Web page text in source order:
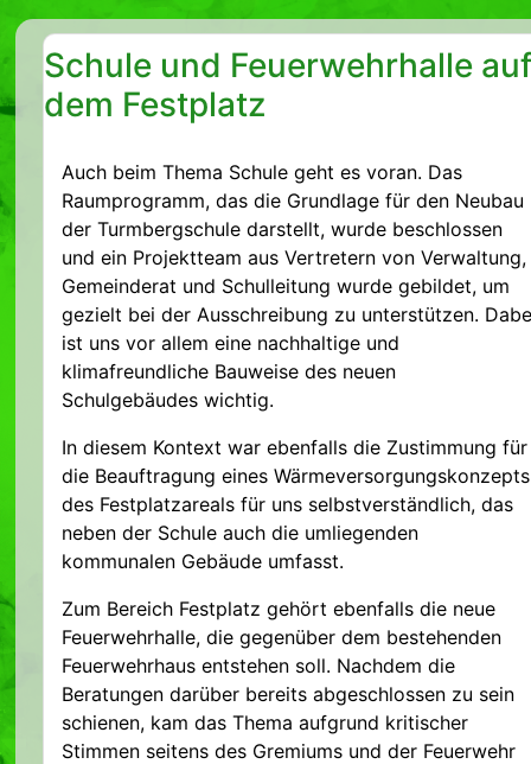
Schule und Feuerwehrhalle auf
dem Festplatz
Auch beim Thema Schule geht es voran. Das
Raumprogramm, das die Grundlage für den Neubau
der Turmbergschule darstellt, wurde beschlossen
und ein Projektteam aus Vertretern von Verwaltung,
Gemeinderat und Schulleitung wurde gebildet, um
gezielt bei der Ausschreibung zu unterstützen.
ist uns vor allem eine nachhaltige und
klimafreundliche Bauweise des neuen
Schulgebäudes wichtig.
In diesem Kontext war ebenfalls die Zustimmung für
die Beauftragung eines Wärmeversorgungskonzepts
des Festplatzareals für uns selbstverständlich, das
neben der Schule auch die umliegenden
kommunalen Gebäude umfasst.
Zum Bereich Festplatz gehört ebenfalls die neue
Feuerwehrhalle, die gegenüber dem bestehenden
Feuerwehrhaus entstehen soll. Nachdem die
Beratungen darüber bereits abgeschlossen zu sein
schienen, kam das Thema aufgrund kritischer
Stimmen seitens des Gremiums und der Feuerwehr